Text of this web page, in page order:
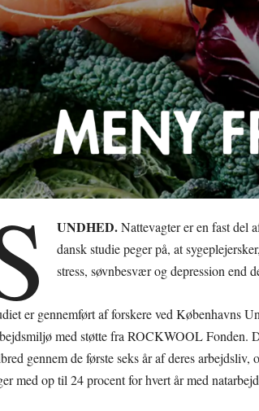
UNDHED.Nattevagter er en fast del
dansk studie peger på, at
stress, søvnbesvær og depression end
er gennemført af forskere ved Københavns
med støtte fra ROCKWOOL Fonden.
gennem de første seks år af deres
med op til 24 procent for hvert år med